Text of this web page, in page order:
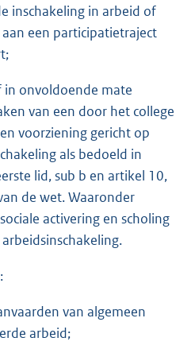
inschakeling in arbeid of
een participatietraject
in onvoldoende mate
van een door het college
voorziening gericht op
als bedoeld in
lid, sub b en artikel 10,
de wet. Waaronder
activering en scholing
van algemeen
arbeid;